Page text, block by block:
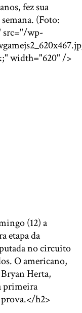
fez sua
(Foto:
src="/wp-
width="620" />
(12) a
etapa da
no circuito
O americano,
Herta,
primeira
prova.</h2>